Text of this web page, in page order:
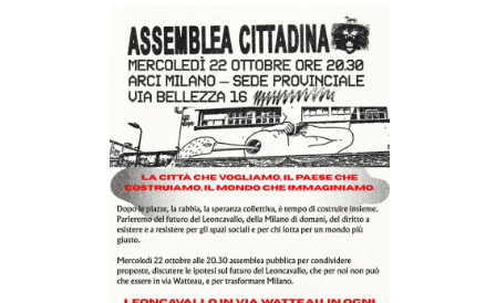
EVENTI
in
Fb
tw
bsky
ms